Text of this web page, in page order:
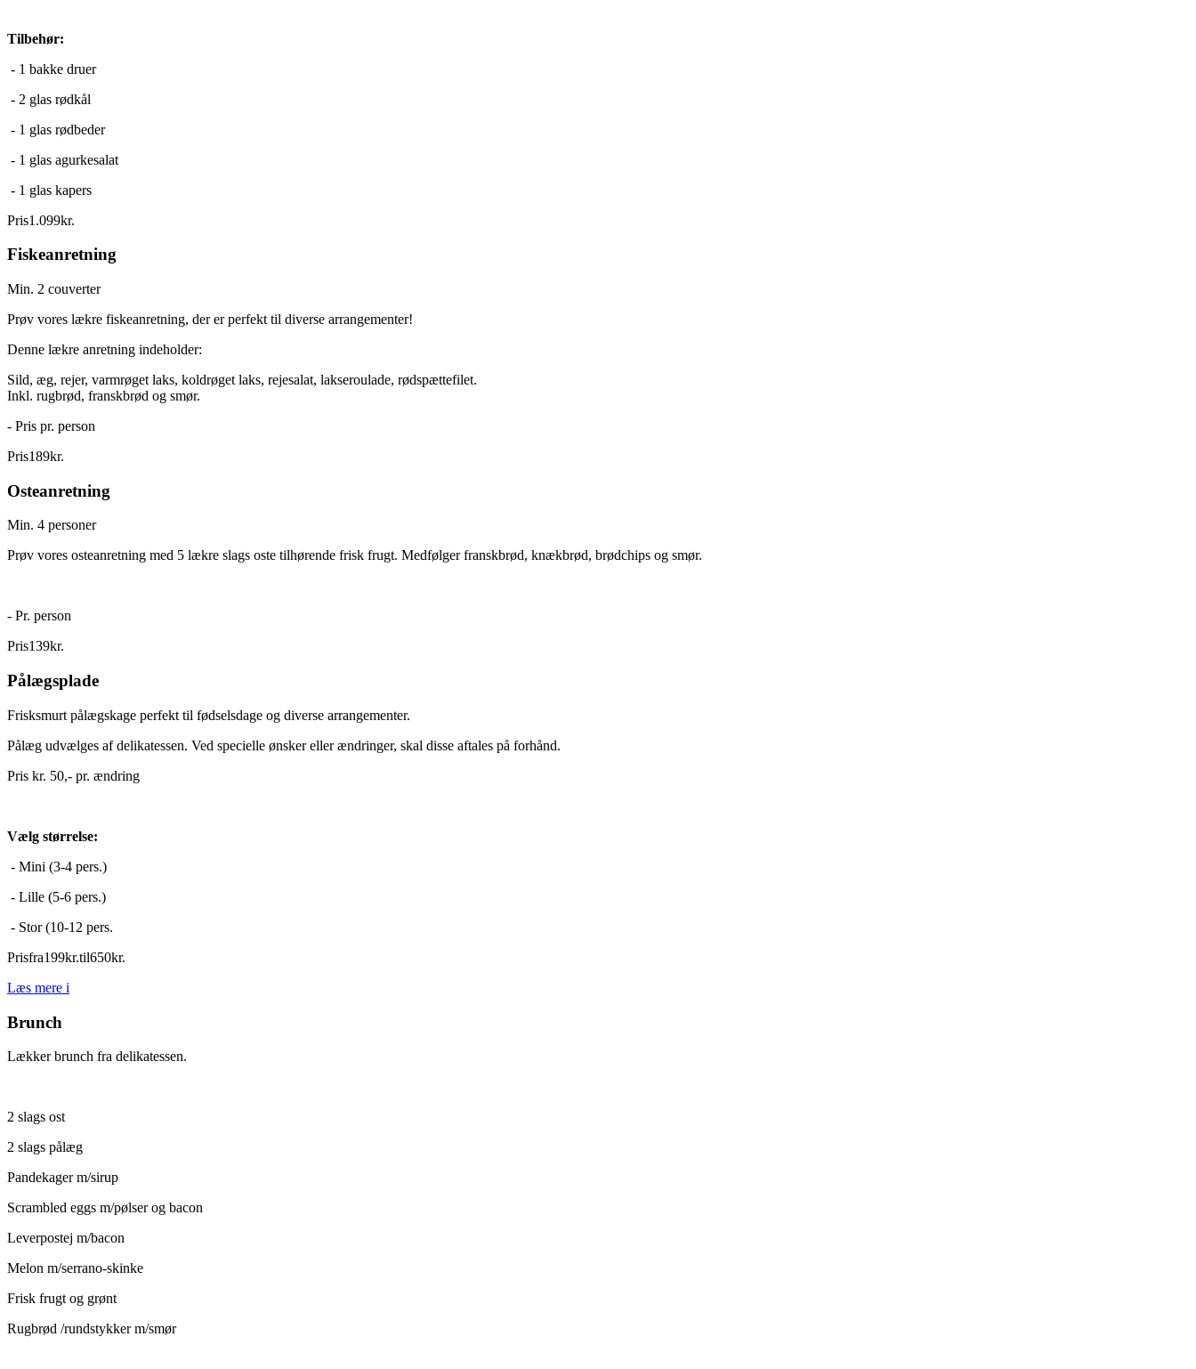
Tilbehør:
- 1 bakke druer
- 2 glas rødkål
- 1 glas rødbeder
- 1 glas agurkesalat
- 1 glas kapers
Pris1.099kr.
Fiskeanretning
Min. 2 couverter
Prøv vores lækre fiskeanretning, der er perfekt til diverse arrangementer!
Denne lækre anretning indeholder:
Sild, æg, rejer, varmrøget laks, koldrøget laks, rejesalat, lakseroulade, rødspættefilet.
Inkl. rugbrød, franskbrød og smør.
- Pris pr. person
Pris189kr.
Osteanretning
Min. 4 personer
Prøv vores osteanretning med 5 lækre slags oste tilhørende frisk frugt. Medfølger franskbrød, knækbrød, brødchips og smør.
- Pr. person
Pris139kr.
Pålægsplade
Frisksmurt pålægskage perfekt til fødselsdage og diverse arrangementer.
Pålæg udvælges af delikatessen. Ved specielle ønsker eller ændringer, skal disse aftales på forhånd.
Pris kr. 50,- pr. ændring
Vælg størrelse:
- Mini (3-4 pers.)
- Lille (5-6 pers.)
- Stor (10-12 pers.
Prisfra199kr.til650kr.
Læs mere i
Brunch
Lækker brunch fra delikatessen.
2 slags ost
2 slags pålæg
Pandekager m/sirup
Scrambled eggs m/pølser og bacon
Leverpostej m/bacon
Melon m/serrano-skinke
Frisk frugt og grønt
Rugbrød /rundstykker m/smør